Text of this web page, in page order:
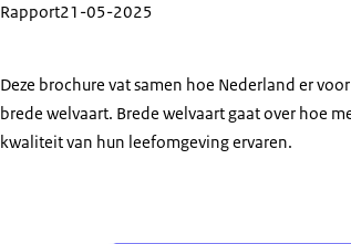
Rapport21-05-2025
Deze brochure vat samen hoe Nederland er
brede welvaart. Brede welvaart gaat over hoe
kwaliteit van hun leefomgeving ervaren.